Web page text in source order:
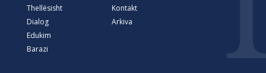
Thellësisht
Dialog
Edukim
Barazi
Kontakt
Arkiva